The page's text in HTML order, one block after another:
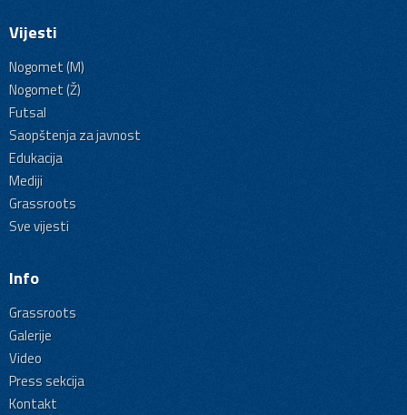
Vijesti
Nogomet (M)
Nogomet (Ž)
Futsal
Saopštenja za javnost
Edukacija
Mediji
Grassroots
Sve vijesti
Info
Grassroots
Galerije
Video
Press sekcija
Kontakt